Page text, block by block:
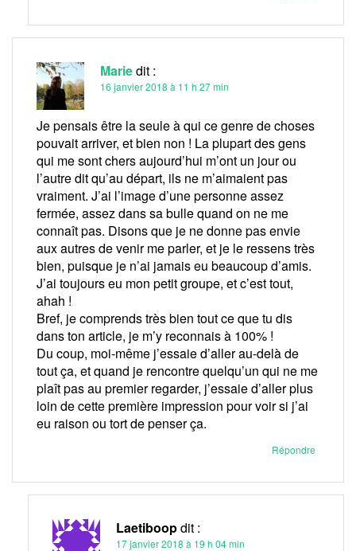
Mariedit :
16 janvier 2018 à 11 h 27 min
Je pensais être la seule à qui ce genre de choses
pouvait arriver, et bien non ! La plupart des gens
qui me sont chers aujourd’hui m’ont un jour ou
l’autre dit qu’au départ, ils ne m’aimaient pas
vraiment. J’ai l’image d’une personne assez
fermée, assez dans sa bulle quand on ne me
connaît pas. Disons que je ne donne pas envie
aux autres de venir me parler, et je le ressens très
bien, puisque je n’ai jamais eu beaucoup d’amis.
J’ai toujours eu mon petit groupe, et c’est tout,
ahah !
Bref, je comprends très bien tout ce que tu dis
dans ton article, je m’y reconnais à 100% !
Du coup, moi-même j’essaie d’aller au-delà de
tout ça, et quand je rencontre quelqu’un qui ne me
plaît pas au premier regarder, j’essaie d’aller plus
loin de cette première impression pour voir si j’ai
eu raison ou tort de penser ça.
Répondre
Laetiboopdit :
17 janvier 2018 à 19 h 04 min